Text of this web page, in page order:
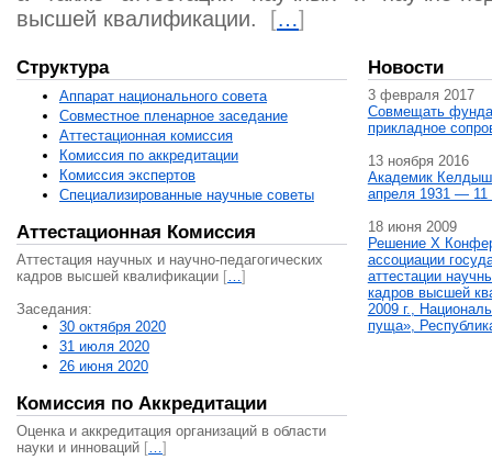
высшей квалификации.
[…]
Структура
Аппарат национального совета
Совместное пленарное заседание
Аттестационная комисcия
Комиссия по аккредитации
Комиссия экспертов
Специализированные научные советы
Аттестационная Комиссия
Аттестация научных и научно-педагогических
кадров высшей квалификации […]
Заседания:
30 октября 2020
31 июля 2020
26 июня 2020
Комиссия по Аккредитации
Оценка и аккредитация организаций в области
науки и инноваций […]
Новости
3 февраля 2017
Совмещать
прикладное
13 ноября 2016
Академик
апреля 1931 — 11
18 июня 2009
Решение X
ассоциации
аттестации
кадров высшей
2009 г.,
пуща»,